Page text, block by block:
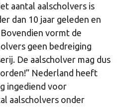
aantal aalscholvers is
dan 10 jaar geleden en
vormt de
geen bedreiging
De aalscholver mag dus
Nederland heeft
ingediend voor
aalscholvers onder